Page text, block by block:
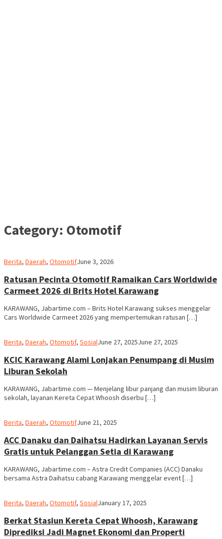
Category: Otomotif
Berita, Daerah, Otomotifadmin
June 3, 2026
Ratusan Pecinta Otomotif Ramaikan Cars Worldwide
Carmeet 2026 di Brits Hotel Karawang
KARAWANG, Jabartime.com – Brits Hotel Karawang sukses menggelar
Cars Worldwide Carmeet 2026 yang mempertemukan ratusan […]
Berita, Daerah, Otomotif, Sosialadmin
June 27, 2025June 27, 2025
KCIC Karawang Alami Lonjakan Penumpang di Musim
Liburan Sekolah
KARAWANG, Jabartime.com — Menjelang libur panjang dan musim liburan
sekolah, layanan Kereta Cepat Whoosh diserbu […]
Berita, Daerah, Otomotifadmin
June 21, 2025
ACC Danaku dan Daihatsu Hadirkan Layanan Servis
Gratis untuk Pelanggan Setia di Karawang
KARAWANG, Jabartime.com – Astra Credit Companies (ACC) Danaku
bersama Astra Daihatsu cabang Karawang menggelar event […]
Berita, Daerah, Otomotif, Sosialadmin
January 17, 2025
Berkat Stasiun Kereta Cepat Whoosh, Karawang
Diprediksi Jadi Magnet Ekonomi dan Properti